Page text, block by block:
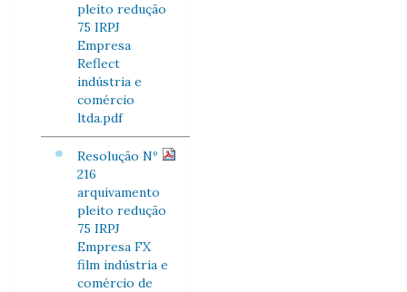
pleito redução
75 IRPJ
Empresa
Reflect
indústria e
comércio
ltda.pdf
Resolução Nº
216
arquivamento
pleito redução
75 IRPJ
Empresa FX
film indústria e
comércio de